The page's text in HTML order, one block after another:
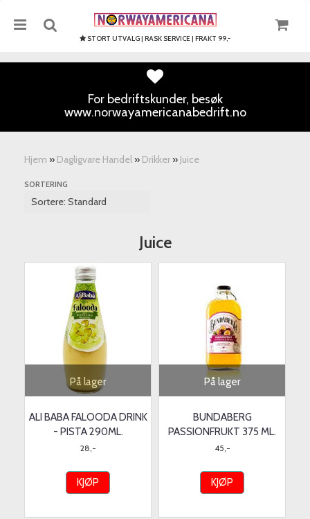
STORT UTVALG | RASK SERVICE | FRAKT 99,-
For bedriftskunder, besøk
www.norwayamericanabedrift.no
Hjem » Dagligvare Handel » Drikker » Juice
SORTERING
Juice
På lager
ALI BABA FALOODA DRINK
- PISTA 290ML.
28,-
KJØP
På lager
BUNDABERG
PASSIONFRUKT 375 ML.
45,-
KJØP